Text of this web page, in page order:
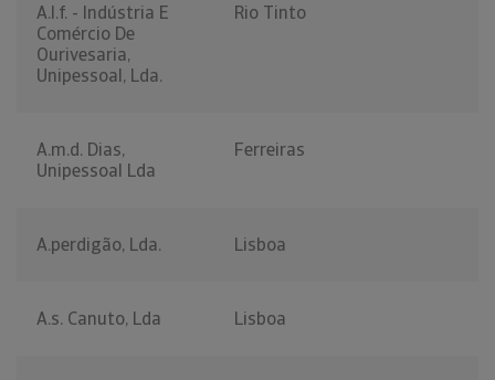
A.l.f. - Indústria E
Comércio De
Ourivesaria,
Unipessoal, Lda.
Rio Tinto
A.m.d. Dias,
Unipessoal Lda
Ferreiras
A.perdigão, Lda. Lisboa
A.s. Canuto, Lda Lisboa